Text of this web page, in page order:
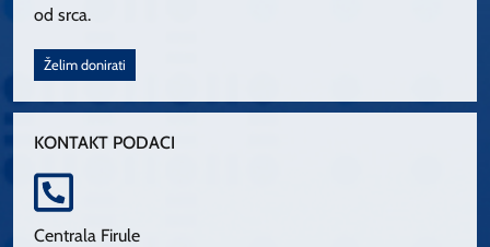
od srca.
Želim donirati
KONTAKT PODACI
Centrala Firule